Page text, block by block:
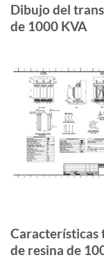
Dibujo del
de 1000 KVA
Características
de resina de